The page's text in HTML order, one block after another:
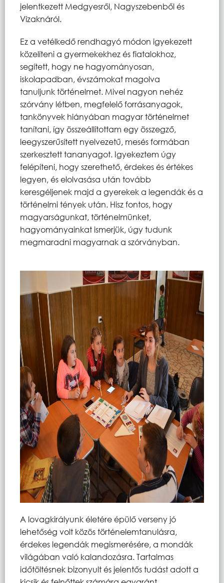
jelentkezett Medgyesről, Nagyszebenből és
Vízaknáról.
Ez a vetélkedő rendhagyó módon igyekezett
közelíteni a gyermekekhez és fiatalokhoz,
segített, hogy ne hagyományosan,
iskolapadban, évszámokat magolva
tanuljunk történelmet. Mivel nagyon nehéz
szórvány létben, megfelelő forrásanyagok,
tankönyvek hiányában magyar történelmet
tanítani, így összeállítottam egy összegző,
leegyszerűsített nyelvezetű, mesés formában
szerkesztett tananyagot. Igyekeztem úgy
felépíteni, hogy szerethető, érdekes és értékes
legyen, és elolvasása után tovább
keresgéljenek majd a gyerekek a legendák és a
történelmi tények után. Hisz fontos, hogy
magyarságunkat, történelmünket,
hagyományainkat ismerjük, úgy tudunk
megmaradni magyarnak a szórványban.
A lovagkirályunk életére épülő verseny jó
lehetőség volt közös történelemtanulásra,
érdekes legendák megismerésére, a mondák
világában való kalandozásra. Tartalmas
időtöltésnek bizonyult és jelentős tudást adott a